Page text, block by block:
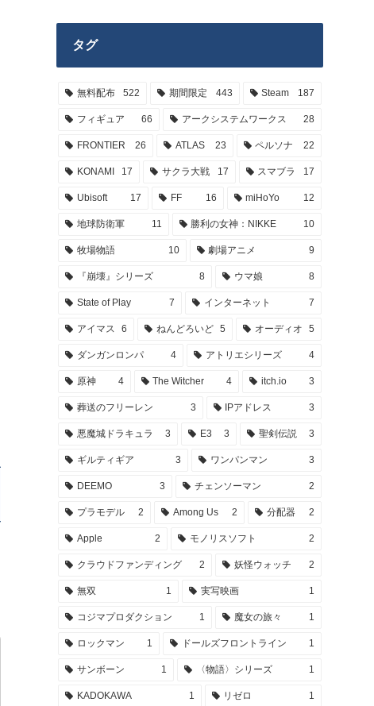
タグ
無料配布 522 期間限定 443 Steam 187
フィギュア 66 アークシステムワークス 28
FRONTIER 26 ATLAS 23 ペルソナ 22
KONAMI 17 サクラ大戦 17 スマブラ 17
Ubisoft 17 FF 16 miHoYo 12
地球防衛軍 11 勝利の女神：NIKKE 10
牧場物語 10 劇場アニメ 9
『崩壊』シリーズ 8 ウマ娘 8
State of Play 7 インターネット 7
アイマス 6 ねんどろいど 5 オーディオ 5
ダンガンロンパ 4 アトリエシリーズ 4
原神 4 The Witcher 4 itch.io 3
葬送のフリーレン 3 IPアドレス 3
悪魔城ドラキュラ 3 E3 3 聖剣伝説 3
ギルティギア 3 ワンパンマン 3
DEEMO 3 チェンソーマン 2
プラモデル 2 Among Us 2 分配器 2
Apple 2 モノリスソフト 2
クラウドファンディング 2 妖怪ウォッチ 2
無双 1 実写映画 1
コジマプロダクション 1 魔女の旅々 1
ロックマン 1 ドールズフロントライン 1
サンボーン 1 〈物語〉シリーズ 1
KADOKAWA 1 リゼロ 1